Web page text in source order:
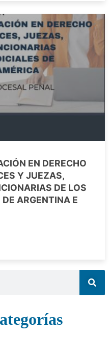
EN DERECHO
Y JUEZAS,
DE LOS
ARGENTINA E